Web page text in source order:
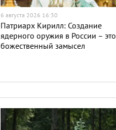
6 августа 2026 16:30
Патриарх Кирилл: Создание
ядерного оружия в России – это
божественный замысел